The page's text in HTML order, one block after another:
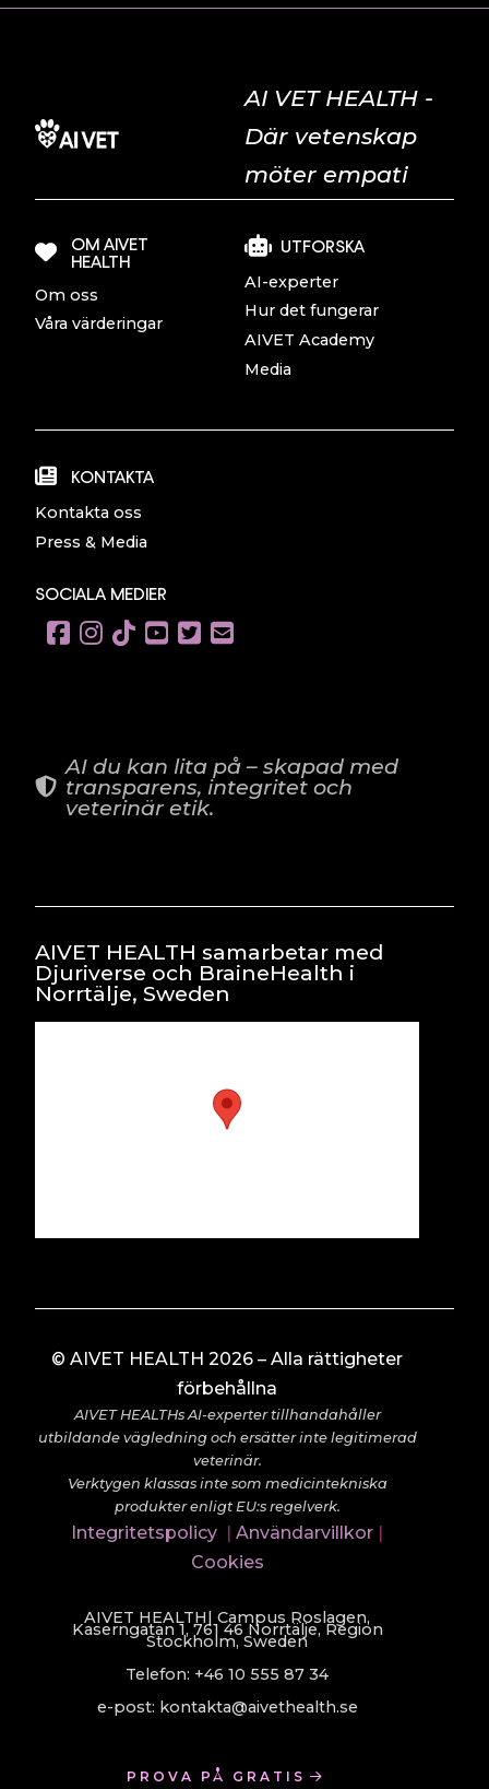
AI VET HEALTH -
Där vetenskap
möter empati
OM AIVET
HEALTH
Om oss
Våra värderingar
UTFORSKA
AI-experter
Hur det fungerar
AIVET Academy
Media
KONTAKTA
Kontakta oss
Press & Media
SOCIALA MEDIER
AI du kan lita på – skapad med
transparens, integritet och
veterinär etik.
AIVET HEALTH samarbetar med
Djuriverse och BraineHealth i
Norrtälje, Sweden
© AIVET HEALTH 2026 – Alla rättigheter
förbehållna
AIVET HEALTHs AI-experter tillhandahåller
utbildande vägledning och ersätter inte legitimerad
veterinär.
Verktygen klassas inte som medicintekniska
produkter enligt EU:s regelverk.
Integritetspolicy | Användarvillkor |
Cookies
AIVET HEALTH| Campus Roslagen,
Kaserngatan 1, 761 46 Norrtälje, Region
Stockholm, Sweden
Telefon: +46 10 555 87 34
e-post: kontakta@aivethealth.se
PROVA PÅ GRATIS